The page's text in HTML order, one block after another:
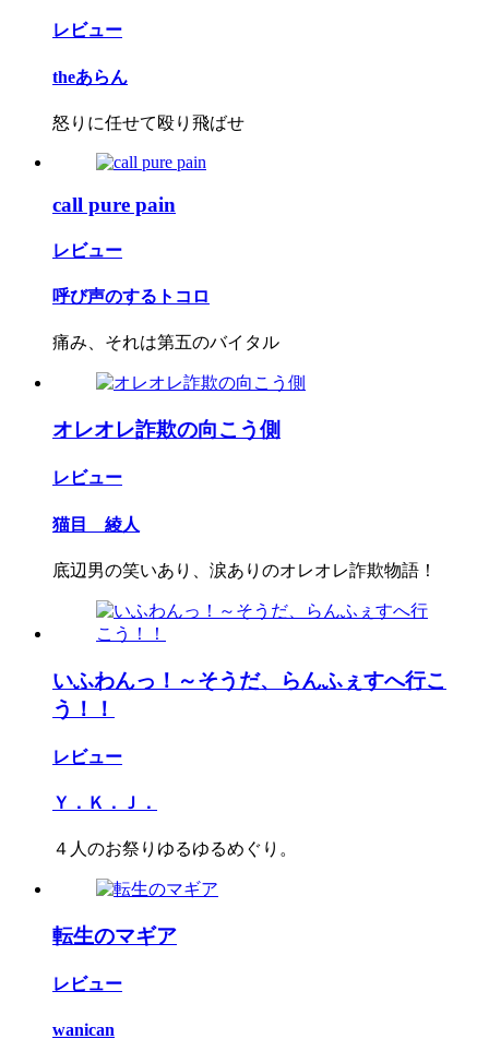
レビュー
theあらん
怒りに任せて殴り飛ばせ
call pure pain
レビュー
呼び声のするトコロ
痛み、それは第五のバイタル
オレオレ詐欺の向こう側
レビュー
猫目 綾人
底辺男の笑いあり、涙ありのオレオレ詐欺物語！
いふわんっ！～そうだ、らんふぇすへ行こ
う！！
レビュー
Ｙ．Ｋ．Ｊ．
４人のお祭りゆるゆるめぐり。
転生のマギア
レビュー
wanican